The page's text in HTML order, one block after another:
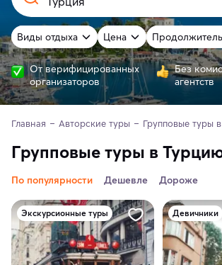
Виды отдыха Цена
От верифицированных
организаторов
Без
агентств
Главная Авторские туры Групповые туры
Групповые туры в
По популярности Дешевле Дороже
Экскурсионные туры Девичники